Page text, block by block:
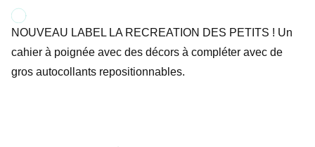
NOUVEAU LABEL LA RECREATION DES PETITS ! Un
cahier à poignée avec des décors à compléter avec de
gros autocollants repositionnables.